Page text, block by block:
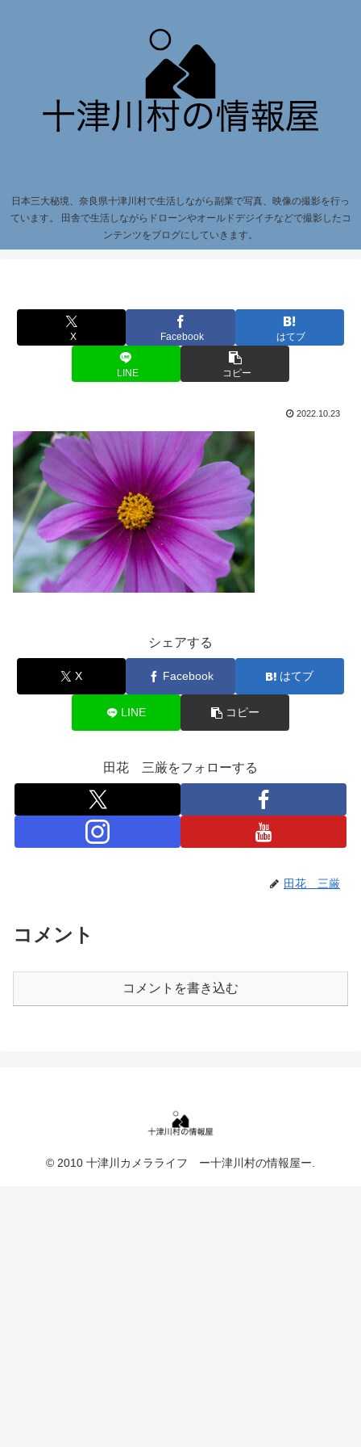
日本三大秘境、奈良県十津川村で生活しながら副業で写真、映像の撮影を行っ
ています。 田舎で生活しながらドローンやオールドデジイチなどで撮影したコ
ンテンツをブログにしていきます。
X Facebook はてブ
LINE コピー
2022.10.23
シェアする
X Facebook はてブ
LINE コピー
田花 三厳をフォローする
田花 三厳
コメント
コメントを書き込む
© 2010 十津川カメラライフ ー十津川村の情報屋ー.